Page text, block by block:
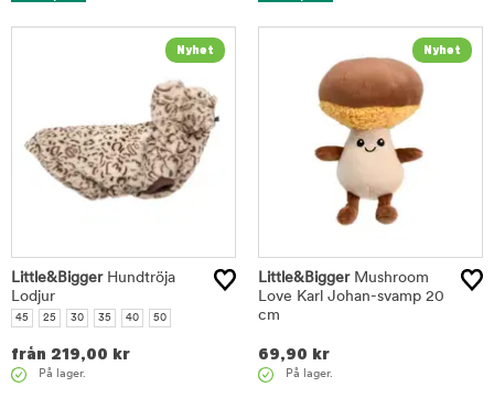
Little&BiggerHundtröja
Lodjur
45 25 30 35 40 50
från 219,00 kr
På lager.
Little&BiggerMushroom
Love Karl Johan-svamp 20
cm
69,90 kr
På lager.